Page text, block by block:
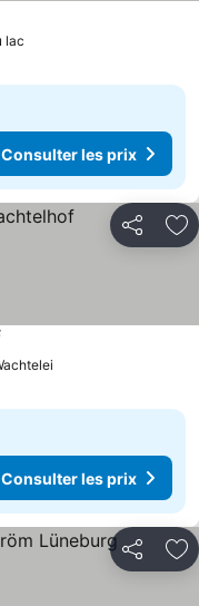
lac
Consulter les prix
Partager
Consulter les prix
Partager